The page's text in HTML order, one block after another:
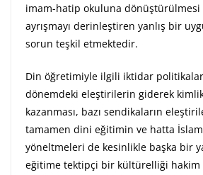
imam-hatip okuluna
ayrışmayı derinleştiren yanlış bir
sorun teşkil etmektedir.
Din öğretimiyle ilgili iktidar
dönemdeki eleştirilerin giderek
kazanması, bazı sendikaların
tamamen dini eğitimin ve hatta
yöneltmeleri de kesinlikle başka bir
eğitime tektipçi bir kültürelliği hakim